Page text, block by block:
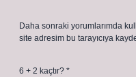
Daha sonraki yorumlarımda
site adresim bu tarayıcıya
6 + 2 kaçtır? *